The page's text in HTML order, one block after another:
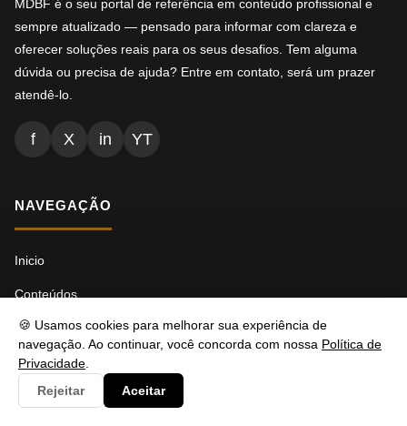
🍪 Usamos cookies para melhorar sua experiência de
navegação. Ao continuar, você concorda com nossa Política de
Privacidade
Rejeitar
Aceitar
MDBF é o seu portal de referência em conteúdo profissional e
sempre atualizado — pensado para informar com clareza e
oferecer soluções reais para os seus desafios. Tem alguma
dúvida ou precisa de ajuda? Entre em contato, será um prazer
atendê-lo.
f X in YT
NAVEGAÇÃO
Inicio
Conteúdos
Busca
Ads.txt
Llms.txt